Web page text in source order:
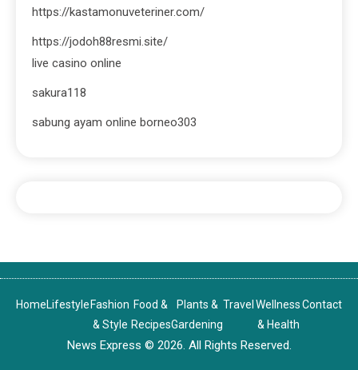
https://kastamonuveteriner.com/
https://jodoh88resmi.site/
live casino online
sakura118
sabung ayam online borneo303
HomeLifestyle Fashion
& Style
Food &
Recipes
Plants &
Gardening
Travel Wellness
& Health
Contact
News Express © 2026. All Rights Reserved.